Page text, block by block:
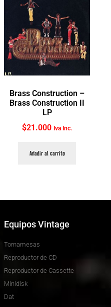
Brass Construction ‎–
Brass Construction II
LP
$21.000 Iva Inc.
Añadir al carrito
Equipos Vintage
Tornamesas
Reproductor de CD
Reproductor de Cassette
Minidisk
Dat